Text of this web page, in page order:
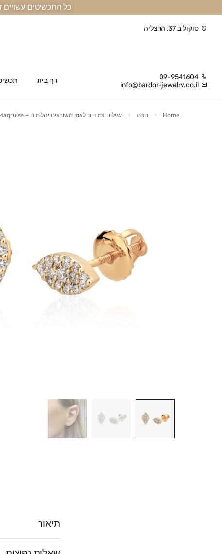
כל התכשיטים עשויים זהב אמיתי 14 קראט או יותר, ומגיעים בליווי תעודה,
סוקולוב 37, הרצליה
09-9541604
info@bardor-jewelry.co.il
דף בית
Home חנות עגילים צמודים לאוזן משובצים יהלומים – Maqruise
תיאור